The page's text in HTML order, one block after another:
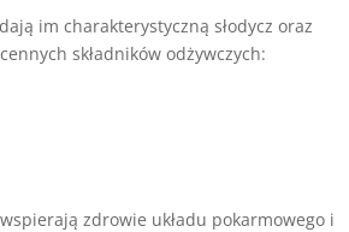
im charakterystyczną słodycz oraz
składników odżywczych:
zdrowie układu pokarmowego i